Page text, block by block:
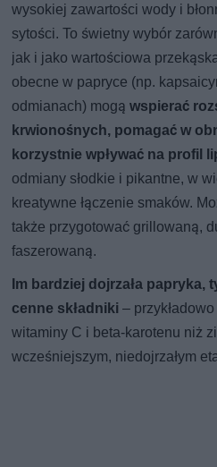
wysokiej zawartości wody i
sytości. To świetny wybór
jak i jako wartościowa
obecne w papryce (np.
odmianach) mogąwspierać
krwionośnych, pomagać w
korzystnie wpływać na profil
odmiany słodkie i pikantne, w
kreatywne łączenie smaków.
także przygotować grillowaną,
faszerowaną.
Im bardziej dojrzała papryka,
cenne składniki –
witaminy C i beta-karotenu niż
wcześniejszym, niedojrzałym